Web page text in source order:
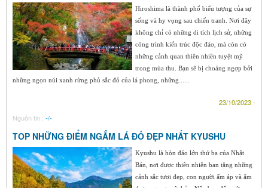
Hiroshima là thành phố biểu tượng của sự
sống và hy vọng sau chiến tranh. Nơi đây
không chỉ có những di tích lịch sử, những
công trình kiến trúc độc đáo, mà còn có
những cảnh quan thiên nhiên tuyệt mỹ
trong mùa thu. Bạn sẽ bị choáng ngợp bởi
những ngọn núi xanh rừng phủ sắc đỏ của lá phong, những......
23/10/2023 -
Nguồn tin : -/-
TOP NHỮNG ĐIỂM NGẮM LÁ ĐỎ ĐẸP NHẤT KYUSHU
Kyushu là hòn đảo lớn thứ ba của Nhật
Bản, nơi được thiên nhiên ban tặng những
cảnh sắc tươi đẹp, con người ấm áp và ẩm